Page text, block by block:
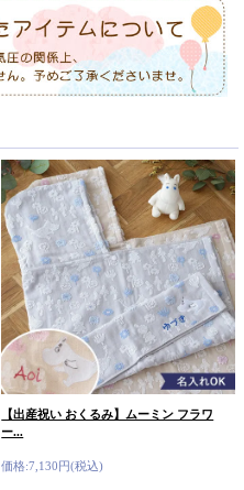
【出産祝い おくるみ】ムーミン フラワ
ー...
価格:7,130円(税込)